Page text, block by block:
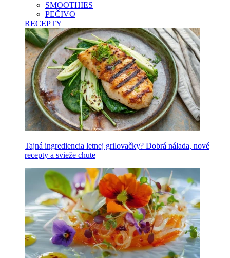
SMOOTHIES
PEČIVO
RECEPTY
Tajná ingrediencia letnej grilovačky? Dobrá nálada, nové
recepty a svieže chute